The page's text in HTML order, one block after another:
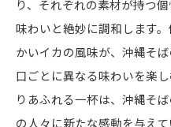
り、それぞれの素材が持つ
味わいと絶妙に調和します
かいイカの風味が、沖縄そ
口ごとに異なる味わいを楽
りあふれる一杯は、沖縄そ
の人々に新たな感動を与え